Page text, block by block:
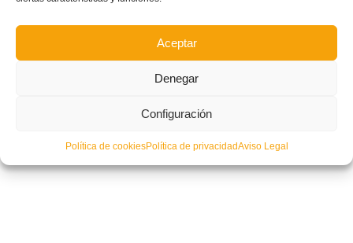
Aceptar
Denegar
Configuración
Política de cookiesPolítica de privacidadAviso Legal